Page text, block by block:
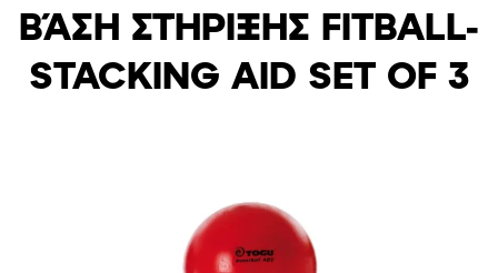
ΒΆΣΗ ΣΤΉΡΙΞΗΣ FITBALL-
STACKING AID SET OF 3